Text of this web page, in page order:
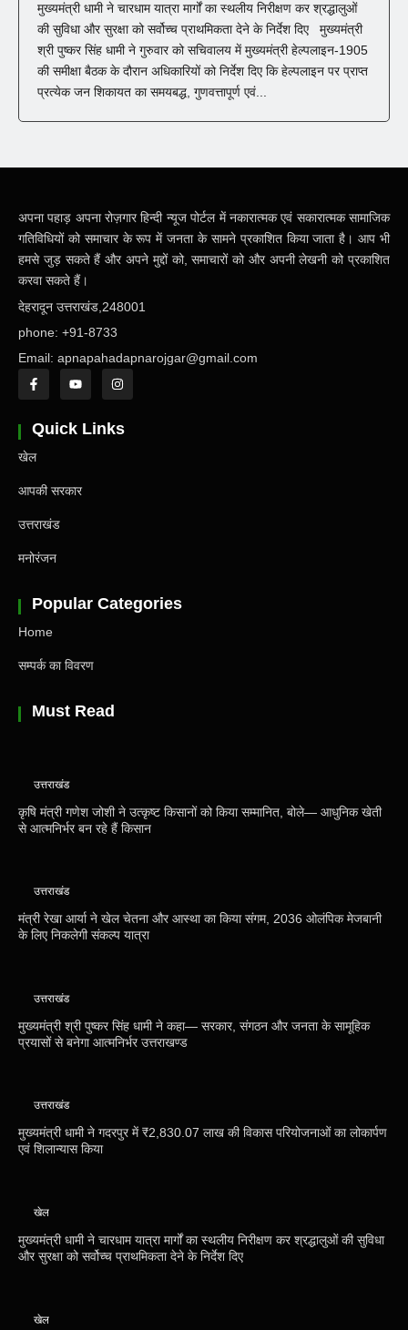
मुख्यमंत्री धामी ने चारधाम यात्रा मार्गों का स्थलीय निरीक्षण कर श्रद्धालुओं
की सुविधा और सुरक्षा को सर्वोच्च प्राथमिकता देने के निर्देश दिए मुख्यमंत्री
श्री पुष्कर सिंह धामी ने गुरुवार को सचिवालय में मुख्यमंत्री हेल्पलाइन-1905
की समीक्षा बैठक के दौरान अधिकारियों को निर्देश दिए कि हेल्पलाइन पर प्राप्त
प्रत्येक जन शिकायत का समयबद्ध, गुणवत्तापूर्ण एवं...
अपना पहाड़ अपना रोज़गार हिन्दी न्यूज पोर्टल में नकारात्मक एवं सकारात्मक सामाजिक
गतिविधियों को समाचार के रूप में जनता के सामने प्रकाशित किया जाता है। आप भी
हमसे जुड़ सकते हैं और अपने मुद्दों को, समाचारों को और अपनी लेखनी को प्रकाशित
करवा सकते हैं।
देहरादून उत्तराखंड,248001
phone: +91-8733
Email: apnapahadapnarojgar@gmail.com
Quick Links
खेल
आपकी सरकार
उत्तराखंड
मनोरंजन
Popular Categories
Home
सम्पर्क का विवरण
Must Read
उत्तराखंड
कृषि मंत्री गणेश जोशी ने उत्कृष्ट किसानों को किया सम्मानित, बोले— आधुनिक खेती
से आत्मनिर्भर बन रहे हैं किसान
उत्तराखंड
मंत्री रेखा आर्या ने खेल चेतना और आस्था का किया संगम, 2036 ओलंपिक मेजबानी
के लिए निकलेगी संकल्प यात्रा
उत्तराखंड
मुख्यमंत्री श्री पुष्कर सिंह धामी ने कहा— सरकार, संगठन और जनता के सामूहिक
प्रयासों से बनेगा आत्मनिर्भर उत्तराखण्ड
उत्तराखंड
मुख्यमंत्री धामी ने गदरपुर में ₹2,830.07 लाख की विकास परियोजनाओं का लोकार्पण
एवं शिलान्यास किया
खेल
मुख्यमंत्री धामी ने चारधाम यात्रा मार्गों का स्थलीय निरीक्षण कर श्रद्धालुओं की सुविधा
और सुरक्षा को सर्वोच्च प्राथमिकता देने के निर्देश दिए
खेल